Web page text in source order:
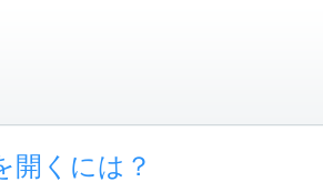
開くには？